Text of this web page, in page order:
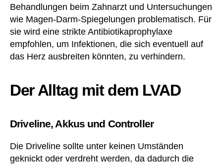
Behandlungen beim Zahnarzt und Untersuchungen
wie Magen-Darm-Spiegelungen problematisch. Für
sie wird eine strikte Antibiotikaprophylaxe
empfohlen, um Infektionen, die sich eventuell auf
das Herz ausbreiten könnten, zu verhindern.
Der Alltag mit dem LVAD
Driveline, Akkus und Controller
Die Driveline sollte unter keinen Umständen
geknickt oder verdreht werden, da dadurch die